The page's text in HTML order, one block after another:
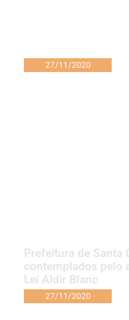
27/11/2020
Prefeitura de Santa
contemplados pelo
Lei Aldir Blanc
27/11/2020